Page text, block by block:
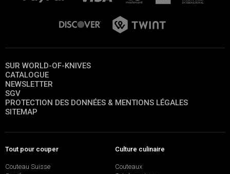
SUR WORLD-OF-KNIVES
CATALOGUE
NEWSLETTER
SGV
PROTECTION DES DONNÉES & MENTIONS LÉGALES
SITEMAP
Tout pour couper
Couteau Suisse
Culture culinaire
Couteaux